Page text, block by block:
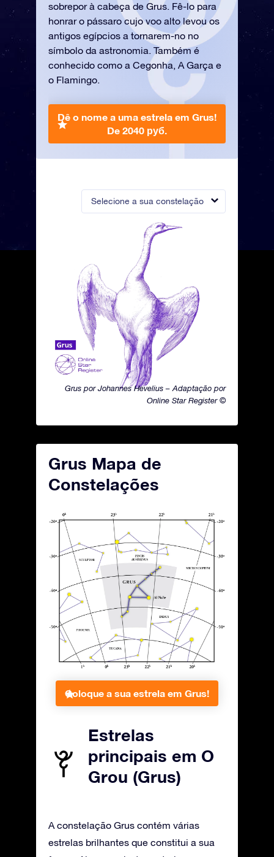
Selecione a sua constelação
Grus por Johannes Hevelius – Adaptação por
Online Star Register ©
sobrepor à cabeça de Grus. Fê-lo para
honrar o pássaro cujo voo alto levou os
antigos egípcios a tornarem-no no
símbolo da astronomia. Também é
conhecido como a Cegonha, A Garça e
o Flamingo.
Dê o nome a uma estrela em Grus!
De 2040 руб.
Grus Mapa de
Constelações
Coloque a sua estrela em Grus!
Estrelas
principais em O
Grou (Grus)
A constelação Grus contém várias
estrelas brilhantes que constitui a sua